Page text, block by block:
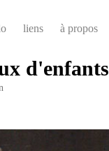
liens à propos
d'enfants